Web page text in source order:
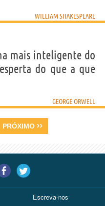
WILLIAM SHAKESPEARE
mais inteligente do
do que a que
GEORGE ORWELL
PRÓXIMO ››
Escreva-nos